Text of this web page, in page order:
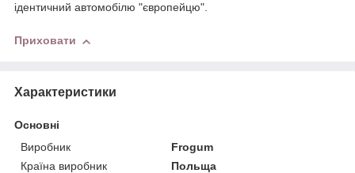
ідентичний автомобілю "європейцю".
Приховати
Характеристики
Основні
Виробник
Frogum
Країна виробник
Польща